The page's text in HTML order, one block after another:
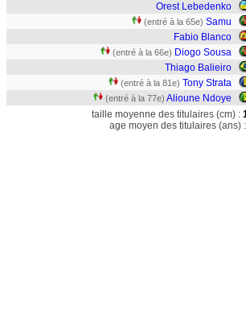
Orest Lebedenko
(entré à la 65e) Samu
Fabio Blanco
(entré à la 66e) Diogo Sousa
Thiago Balieiro
(entré à la 81e) Tony Strata
(entré à la 77e) Alioune Ndoye
taille moyenne des titulaires (cm) :
age moyen des titulaires (ans) :